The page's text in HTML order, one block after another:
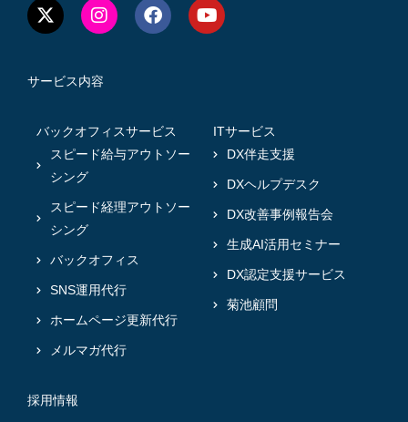
サービス内容
バックオフィスサービス
スピード給与アウトソー
シング
スピード経理アウトソー
シング
バックオフィス
SNS運用代行
ホームページ更新代行
メルマガ代行
ITサービス
DX伴走支援
DXヘルプデスク
DX改善事例報告会
生成AI活用セミナー
DX認定支援サービス
菊池顧問
採用情報